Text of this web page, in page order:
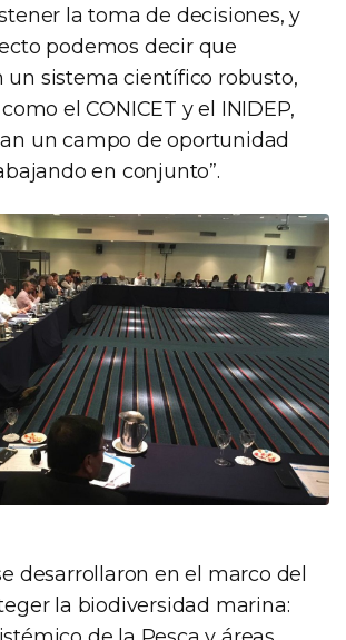
la toma de decisiones, y
podemos decir que
un sistema científico robusto,
el CONICET y el INIDEP,
un campo de oportunidad
en conjunto”.
desarrollaron en el marco del
la biodiversidad marina: